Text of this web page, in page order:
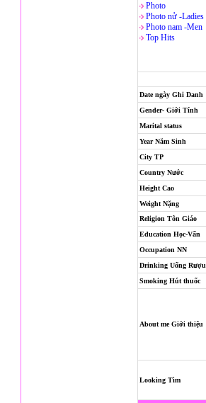
Photo
Photo nử -Ladies
Photo nam -Men
Top Hits
Date ngày Ghi Danh
Gender- Giới Tính
Marital status
Year Năm Sinh
City TP
Country Nước
Height Cao
Weight Nặng
Religion Tôn Giáo
Education Học-Vấn
Occupation NN
Drinking Uống Rượu
Smoking Hút thuốc
About me Giới thiệu
Looking Tìm